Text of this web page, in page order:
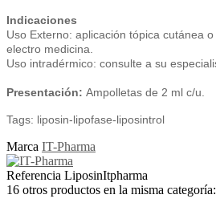
Indicaciones
Uso Externo: aplicación tópica cutánea
electro medicina.
Uso intradérmico: consulte a su
Presentación: Ampolletas de 2 ml c/u.
Tags: liposin-lipofase-liposintrol
Marca IT-Pharma
Referencia LiposinItpharma
16 otros productos en la misma categoría: